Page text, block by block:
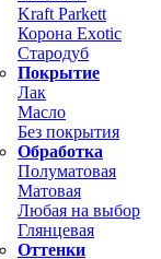
Kraft Parkett
Корона Exotic
Стародуб
Покрытие
Лак
Масло
Без покрытия
Обработка
Полуматовая
Матовая
Любая на выбор
Глянцевая
Оттенки